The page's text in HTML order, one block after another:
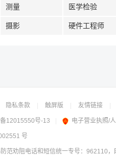
测量 医学检验
摄影 硬件工程师
隐私条款 触屏版 友情链接
12015550号-13 电子营业执照/
号
范劝阻电话和短信统一专号：962110